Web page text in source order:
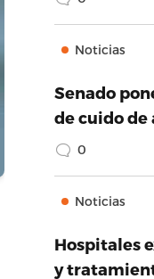
Noticias
Senado
de cuido de
0
Noticias
Hospitales
y